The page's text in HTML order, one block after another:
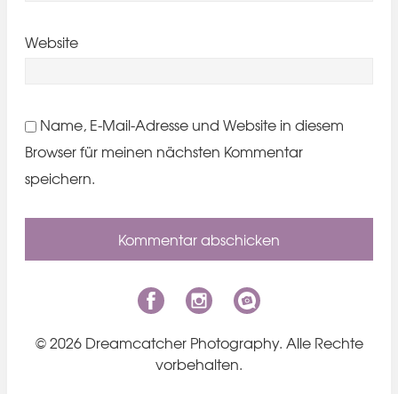
Website
Name, E-Mail-Adresse und Website in diesem
Browser für meinen nächsten Kommentar
speichern.
© 2026 Dreamcatcher Photography. Alle Rechte
vorbehalten.